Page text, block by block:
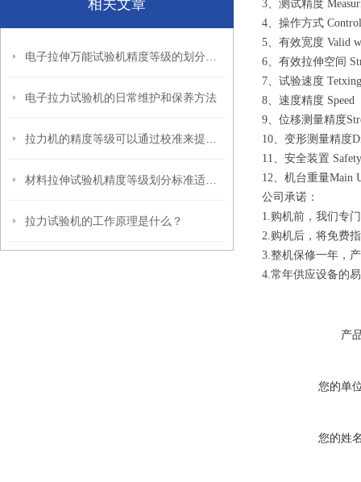
相关文章
电子拉力试验机的日常维护和保养方法
拉力试验机的工作原理是什么？
3、测试精度
4、操作方式
5、有效宽度 Valid
6、有效拉伸空间
7、试验速度
8、速度精度
9、位移测量精度
10、变形测量精度
11、安全装置
12、机台重量Main
公司承诺：
1.购机前，我们专
2.购机后，将免费
3.整机保修一年，
4.常年供应设备的
产
您的单
您的姓